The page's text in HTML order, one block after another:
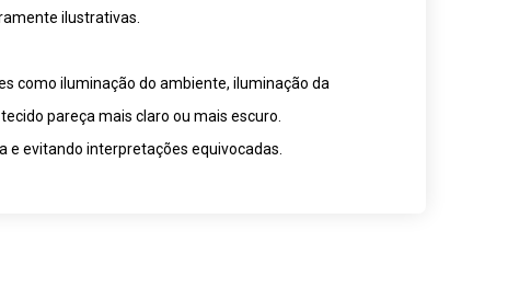
ilustrativas.
como iluminação do ambiente, iluminação da
pareça mais claro ou mais escuro.
e evitando interpretações equivocadas.